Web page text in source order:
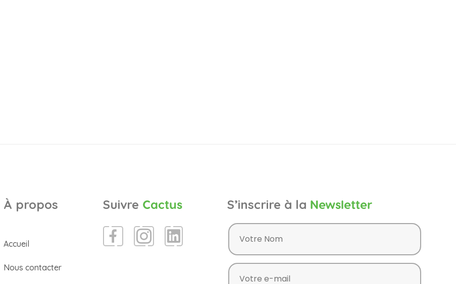
À propos
Accueil
Nous contacter
Suivre Cactus S’inscrire à la Newsletter